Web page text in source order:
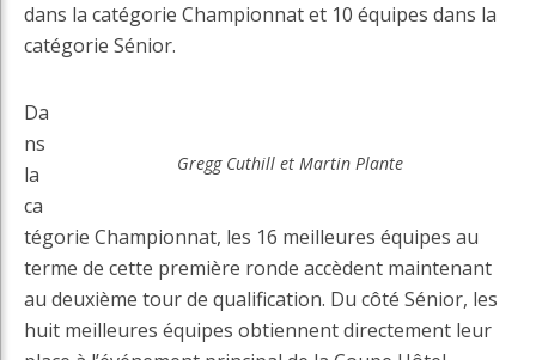
dans la catégorie Championnat et 10 équipes dans la
catégorie Sénior.
Gregg Cuthill et Martin Plante
Da
ns
la
ca
tégorie Championnat, les 16 meilleures équipes au
terme de cette première ronde accèdent maintenant
au deuxième tour de qualification. Du côté Sénior, les
huit meilleures équipes obtiennent directement leur